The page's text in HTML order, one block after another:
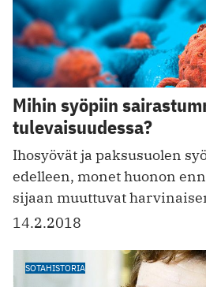
Mihin syöpiin
tulevaisuudessa?
Ihosyövät ja paksusuolen
edelleen, monet huonon
sijaan muuttuvat
14.2.2018
SOTAHISTORIA